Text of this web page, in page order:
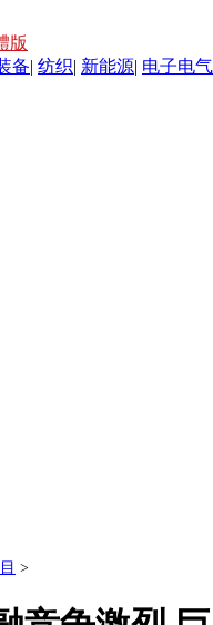
版
备| 纺织| 新能源| 电子电气
>